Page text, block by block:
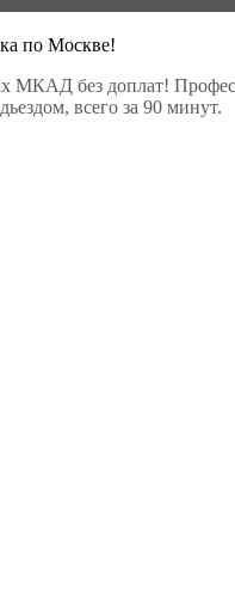
по Москве!
МКАД без доплат!
всего за 90 минут.